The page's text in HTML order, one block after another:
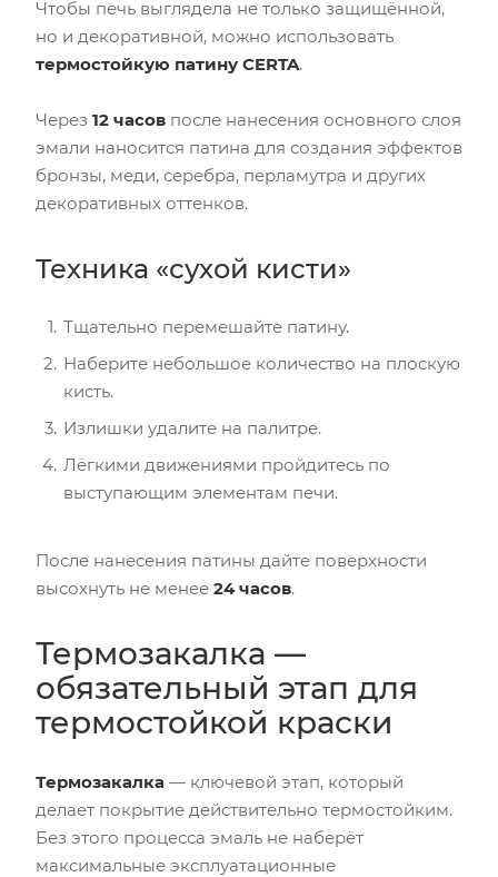
Чтобы печь выглядела не только защищённой,
но и декоративной, можно использовать
термостойкую патину CERTA.
Через 12 часов после нанесения основного слоя
эмали наносится патина для создания эффектов
бронзы, меди, серебра, перламутра и других
декоративных оттенков.
Техника «сухой кисти»
Тщательно перемешайте патину.
Наберите небольшое количество на плоскую
кисть.
Излишки удалите на палитре.
Лёгкими движениями пройдитесь по
выступающим элементам печи.
После нанесения патины дайте поверхности
высохнуть не менее 24 часов.
Термозакалка —
обязательный этап для
термостойкой краски
Термозакалка — ключевой этап, который
делает покрытие действительно термостойким.
Без этого процесса эмаль не наберёт
максимальные эксплуатационные